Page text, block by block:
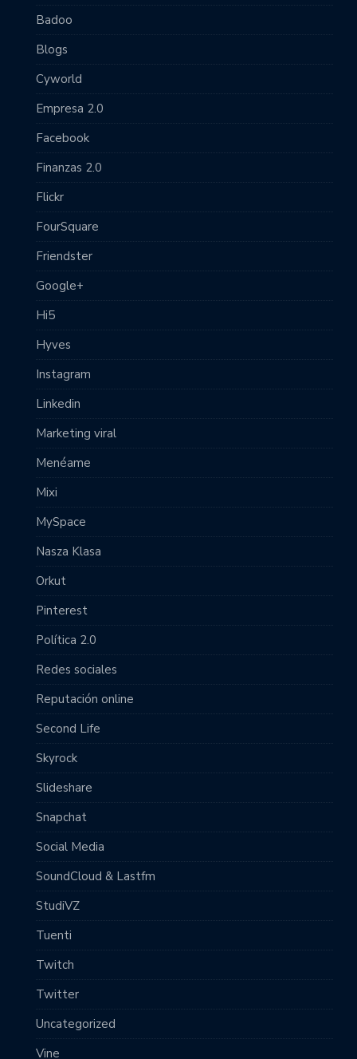
Badoo
Blogs
Cyworld
Empresa 2.0
Facebook
Finanzas 2.0
Flickr
FourSquare
Friendster
Google+
Hi5
Hyves
Instagram
Linkedin
Marketing viral
Menéame
Mixi
MySpace
Nasza Klasa
Orkut
Pinterest
Política 2.0
Redes sociales
Reputación online
Second Life
Skyrock
Slideshare
Snapchat
Social Media
SoundCloud & Lastfm
StudiVZ
Tuenti
Twitch
Twitter
Uncategorized
Vine